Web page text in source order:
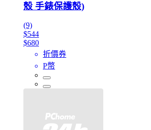
殼 手錶保護殼)
(9)
$544
$680
折價券
P幣